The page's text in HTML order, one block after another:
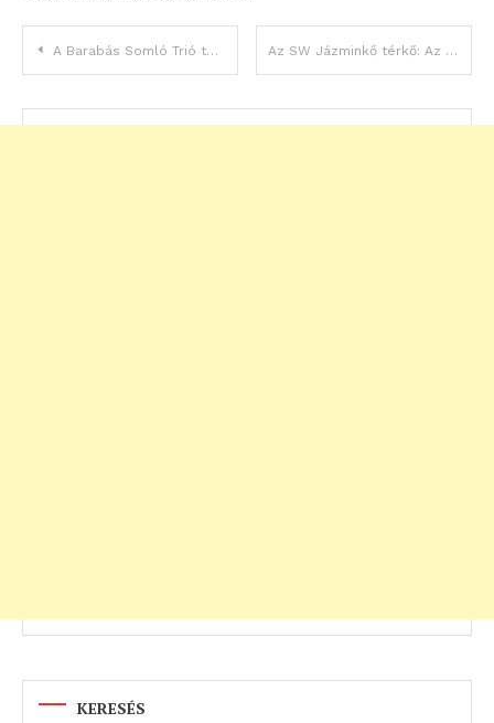
Bejegyzés
navigáció
A Barabás Somló Trió térkő homokkő: Elegancia és Tartósság Az SW Jázminkő térkő: Az ArtDeco stílus és a Halszálka Elrendezés Varázsa
KERESÉS